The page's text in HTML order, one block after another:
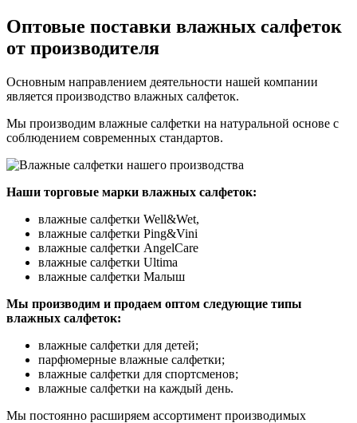
Оптовые поставки влажных салфеток
от производителя
Основным направлением деятельности нашей компании
является производство влажных салфеток.
Мы производим влажные салфетки на натуральной основе с
соблюдением современных стандартов.
Наши торговые марки влажных салфеток:
влажные салфетки Well&Wet,
влажные салфетки Ping&Vini
влажные салфетки AngelCare
влажные салфетки Ultima
влажные салфетки Малыш
Мы производим и продаем оптом следующие типы
влажных салфеток:
влажные салфетки для детей;
парфюмерные влажные салфетки;
влажные салфетки для спортсменов;
влажные салфетки на каждый день.
Мы постоянно расширяем ассортимент производимых